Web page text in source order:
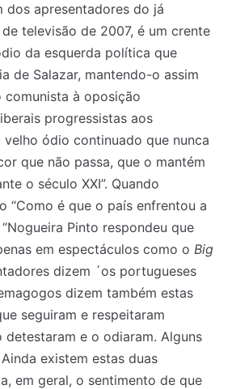
dos apresentadores do já
televisão de 2007, é um crente
da esquerda política que
de Salazar, mantendo-o assim
comunista à oposição
progressistas aos
velho ódio continuado que nunca
que não passa, que o mantém
o século XXI”. Quando
“Como é que o país enfrentou a
Pinto respondeu que
em espectáculos como o Big
dizem ´os portugueses
dizem também estas
seguiram e respeitaram
detestaram e o odiaram. Alguns
existem estas duas
em geral, o sentimento de que